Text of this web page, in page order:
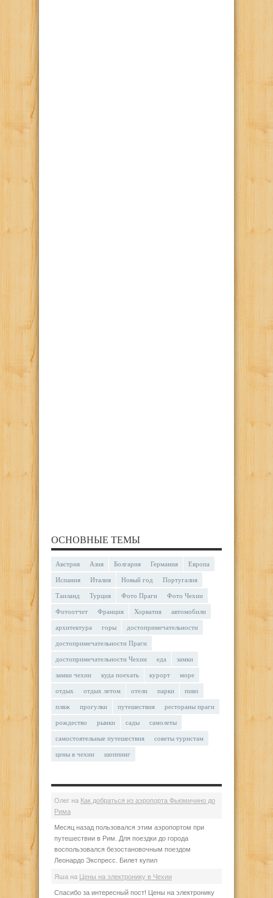
ОСНОВНЫЕ ТЕМЫ
Австрия Азия Болгария Германия Европа
Испания Италия Новый год Португалия
Таиланд Турция Фото Праги Фото Чехии
Фотоотчет Франция Хорватия автомобили
архитектура горы достопримечательности
достопримечательности Праги
достопримечательности Чехии еда замки
замки чехии куда поехать курорт море
отдых отдых летом отели парки пиво
пляж прогулки путешествия рестораны праги
рождество рынки сады самолеты
самостоятельные путешествия советы туристам
цены в чехии шоппинг
Олег на Как добраться из аэропорта Фьюмичино до
Рима
Месяц назад пользовался этим аэропортом при
путешествии в Рим. Для поездки до города
воспользовался безостановочным поездом
Леонардо Экспресс. Билет купил
Яша на Цены на электронику в Чехии
Спасибо за интересный пост! Цены на электронику